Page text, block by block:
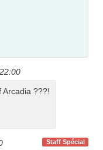
Arcadia ???!
Staff Spécial